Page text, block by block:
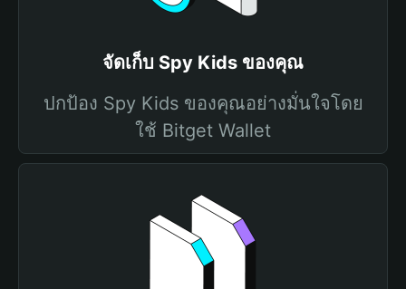
จัดเก็บ Spy Kids ของคุณ
ปกป้อง Spy Kids ของคุณอย่างมั่นใจโดย
ใช้ Bitget Wallet